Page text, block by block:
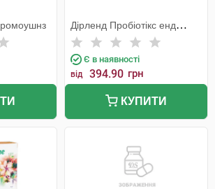
Дірленд Пробіотікс енд
Ензимс А/С
Є в наявності
від 394.90 грн
КУПИТИ